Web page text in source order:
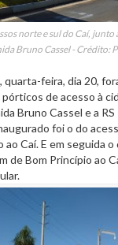
norte e sul do Caí, junto
Bruno Cassel - Crédito:
quarta-feira, dia 20,
de acesso à
Bruno Cassel e a RS
foi o do
ao Caí. E em seguida
de Bom Princípio ao